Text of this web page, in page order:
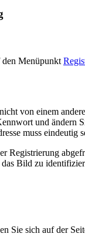
Menüpunkt
von einem
und ändern
muss eindeutig
Registrierung
Bild zu
Sie sich auf der